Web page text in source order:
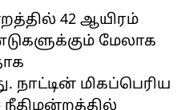
42 ஆயிரம்
மேலாக
நாட்டின் மிகப்பெரிய